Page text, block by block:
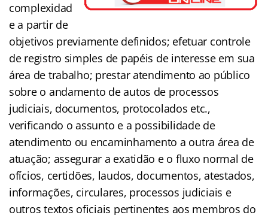
complexidad
e a partir de
objetivos previamente definidos; efetuar controle
de registro simples de papéis de interesse em sua
área de trabalho; prestar atendimento ao público
sobre o andamento de autos de processos
judiciais, documentos, protocolados etc.,
verificando o assunto e a possibilidade de
atendimento ou encaminhamento a outra área de
atuação; assegurar a exatidão e o fluxo normal de
ofícios, certidões, laudos, documentos, atestados,
informações, circulares, processos judiciais e
outros textos oficiais pertinentes aos membros do